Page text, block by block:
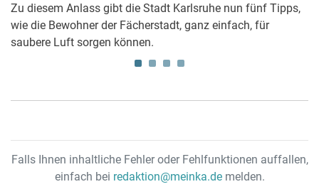
Zu diesem Anlass gibt die Stadt Karlsruhe nun fünf Tipps,
wie die Bewohner der Fächerstadt, ganz einfach, für
saubere Luft sorgen können.
Falls Ihnen inhaltliche Fehler oder Fehlfunktionen auffallen,
einfach bei redaktion@meinka.demelden.